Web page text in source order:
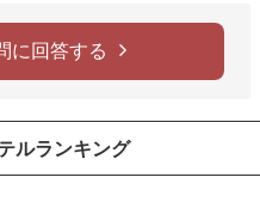
に回答する
ルランキング